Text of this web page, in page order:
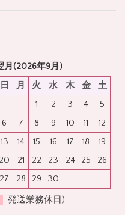
月(2026年9月)
日
月 火 水 木 金
土
1
2 3 4
5
6
7 8 9 10 11
12
13
14 15 16 17 18
19
20
21 22 23 24 25
26
27
28 29 30
発送業務休日)